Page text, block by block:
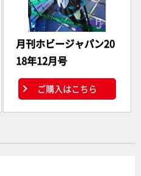
月刊ホビージャパン20
18年12月号
ご購入はこちら